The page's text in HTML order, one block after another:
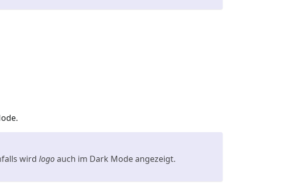
wird logoauch im Dark Mode angezeigt.